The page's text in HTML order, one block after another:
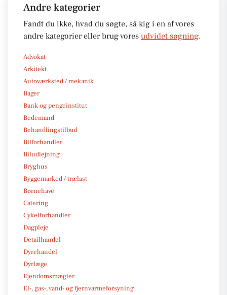
Andre kategorier
Fandt du ikke, hvad du søgte, så kig i en af vores
andre kategorier eller brug vores udvidet søgning.
Advokat
Arkitekt
Autoværksted / mekanik
Bager
Bank og pengeinstitut
Bedemand
Behandlingstilbud
Bilforhandler
Biludlejning
Bryghus
Byggemarked / trælast
Børnehave
Catering
Cykelforhandler
Dagpleje
Detailhandel
Dyrehandel
Dyrlæge
Ejendomsmægler
El-, gas-, vand- og fjernvarmeforsyning